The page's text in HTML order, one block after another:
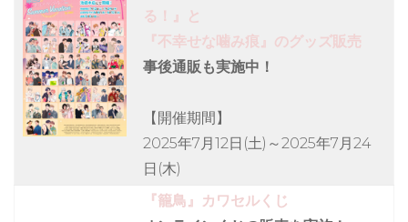
る！』と
『不幸せな噛み痕』のグッズ販売
事後通販も実施中！
【開催期間】
2025年7月12日(土)～2025年7月24
日(木)
『籠鳥』カワセルくじ